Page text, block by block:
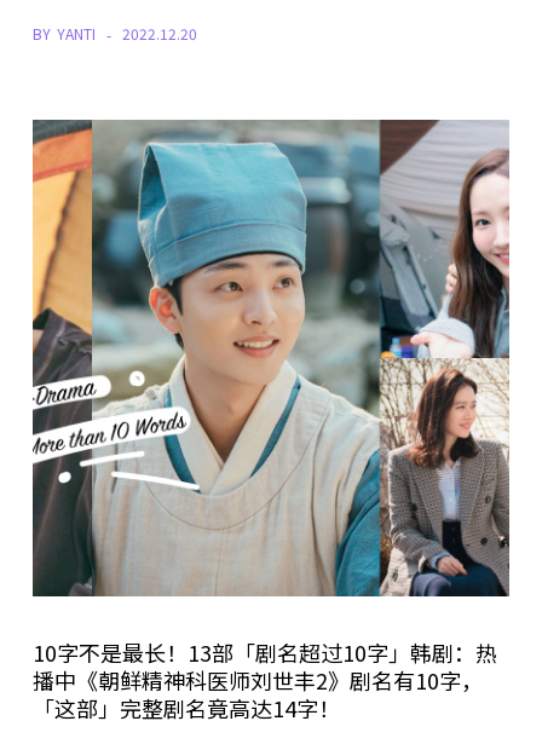
BY YANTI 2022.12.20
10字不是最长！13部「剧名超过10字」韩剧：热
播中《朝鲜精神科医师刘世丰2》剧名有10字，
「这部」完整剧名竟高达14字！